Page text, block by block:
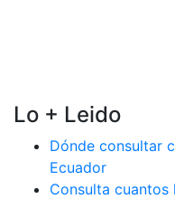
Lo + Leido
Dónde consultar
Ecuador
Consulta cuantos